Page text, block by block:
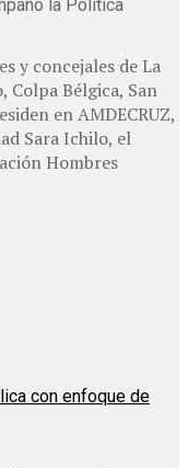
la Política
y concejales de La
Colpa Bélgica, San
en AMDECRUZ,
Sara Ichilo, el
Hombres